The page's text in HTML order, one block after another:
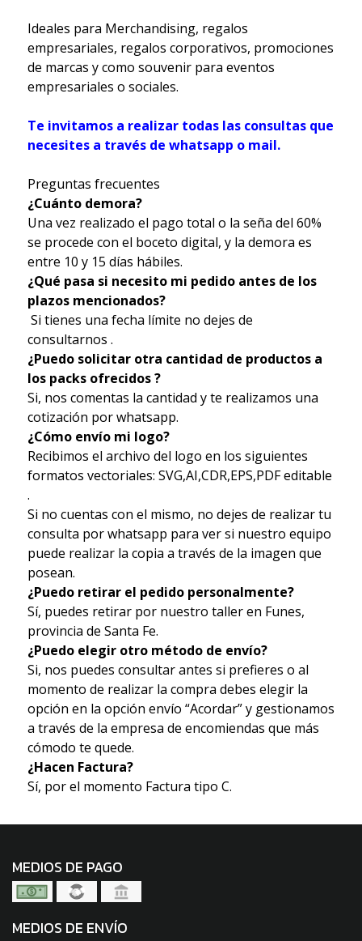
Ideales para Merchandising, regalos
empresariales, regalos corporativos, promociones
de marcas y como souvenir para eventos
empresariales o sociales.
Te invitamos a realizar todas las consultas que
necesites a través de whatsapp o mail.
Preguntas frecuentes
¿Cuánto demora?
Una vez realizado el pago total o la seña del 60%
se procede con el boceto digital, y la demora es
entre 10 y 15 días hábiles.
¿Qué pasa si necesito mi pedido antes de los
plazos mencionados?
Si tienes una fecha límite no dejes de
consultarnos .
¿Puedo solicitar otra cantidad de productos a
los packs ofrecidos ?
Si, nos comentas la cantidad y te realizamos una
cotización por whatsapp.
¿Cómo envío mi logo?
Recibimos el archivo del logo en los siguientes
formatos vectoriales: SVG,AI,CDR,EPS,PDF editable
.
Si no cuentas con el mismo, no dejes de realizar tu
consulta por whatsapp para ver si nuestro equipo
puede realizar la copia a través de la imagen que
posean.
¿Puedo retirar el pedido personalmente?
Sí, puedes retirar por nuestro taller en Funes,
provincia de Santa Fe.
¿Puedo elegir otro método de envío?
Si, nos puedes consultar antes si prefieres o al
momento de realizar la compra debes elegir la
opción en la opción envío “Acordar” y gestionamos
a través de la empresa de encomiendas que más
cómodo te quede.
¿Hacen Factura?
Sí, por el momento Factura tipo C.
MEDIOS DE PAGO
MEDIOS DE ENVÍO